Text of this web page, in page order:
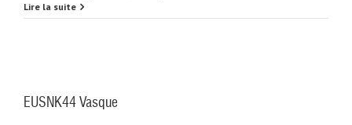
Vasque
Lire la suite
EUSNK44 Vasque